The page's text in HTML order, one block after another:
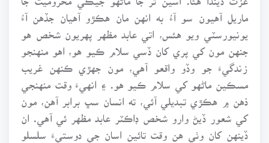
ماريل آهيون سو آءُ به انهن مان هڪڙو آهيان جڏهن آءُ
يونيورسٽي ويو هئس، اتي عابد مظهر پهريون شخص هو
جنهن مون کي پري کان ڏسي سلام ڪيو هو، اهو منهنجو
زندگيءَ جو وڏو واقعو آهي، مون جهڙي ڪنهن غريب
مسڪين ماڻهو کي سلام ڪيو هو. ۽ انهيءَ وقت منهنجي
ذهن ۾ هڪڙي تبديلي آئي، ته انسان سڀ برابر آهن، مون
کي شعور ڏيڻ وارو شخص ڊاڪٽر عابد مظهر ئي آهي. ان
ڏينهن کان وٺي هن وقت تائين اسان جي دوستيءَ سلسلو